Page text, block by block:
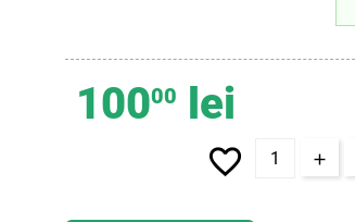
10000 lei
favorite_border